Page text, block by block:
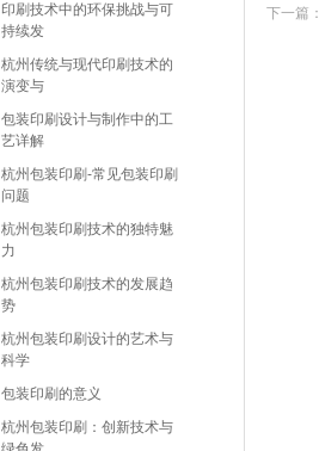
印刷技术中的环保挑战与可
持续发
杭州传统与现代印刷技术的
演变与
包装印刷设计与制作中的工
艺详解
杭州包装印刷-常见包装印刷
问题
杭州包装印刷技术的独特魅
力
杭州包装印刷技术的发展趋
势
杭州包装印刷设计的艺术与
科学
包装印刷的意义
杭州包装印刷：创新技术与
下一篇：